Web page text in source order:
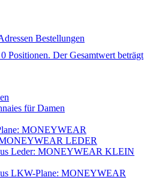
Bestellungen
Positionen. Der Gesamtwert beträgt
für Damen
MONEYWEAR
MONEYWEAR LEDER
Leder: MONEYWEAR KLEIN
LKW-Plane: MONEYWEAR